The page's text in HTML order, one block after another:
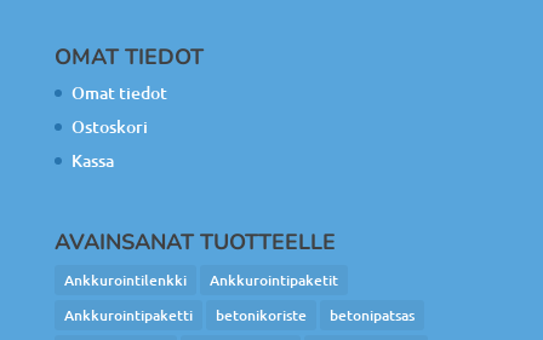
OMAT TIEDOT
Omat tiedot
Ostoskori
Kassa
AVAINSANAT TUOTTEELLE
Ankkurointilenkki
Ankkurointipaketit
Ankkurointipaketti
betonikoriste
betonipatsas